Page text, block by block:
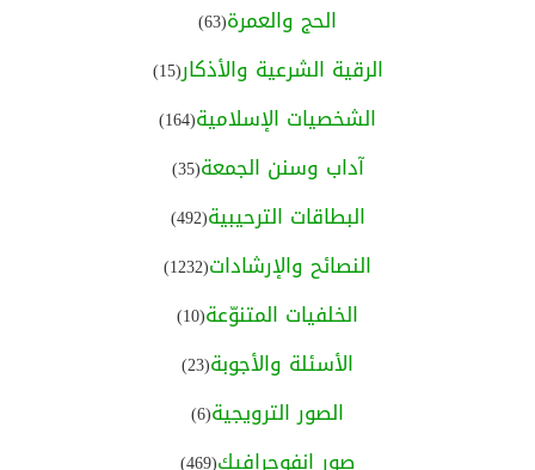
الحج والعمرة(63)
الرقية الشرعية والأذكار(15)
الشخصيات الإسلامية(164)
آداب وسنن الجمعة(35)
البطاقات الترحيبية(492)
النصائح والإرشادات(1232)
الخلفيات المتنوّعة(10)
الأسئلة والأجوبة(23)
الصور الترويجية(6)
صور إنفوجرافيك(469)